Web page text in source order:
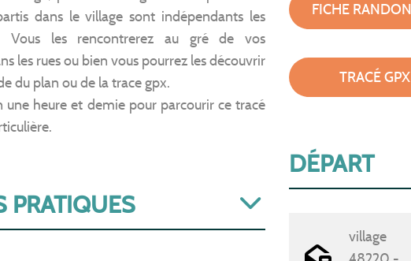
dans le village sont indépendants les
Vous les rencontrerez au gré de vos
les rues ou bien vous pourrez les découvrir
du plan ou de la trace gpx.
une heure et demie pour parcourir ce tracé
PRATIQUES
FICHE
TRACÉ GPX
DÉPART
village